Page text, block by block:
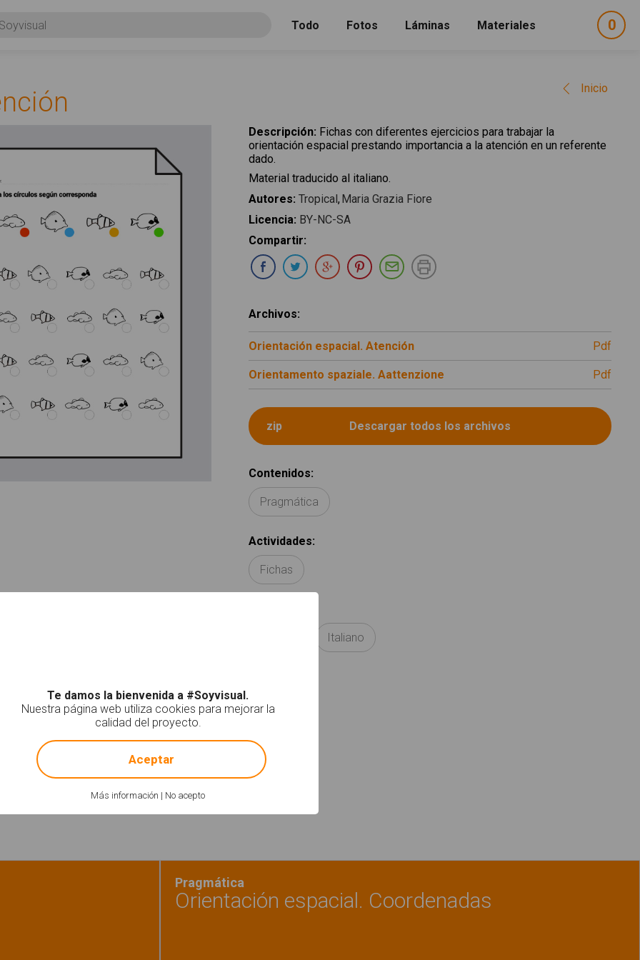
Todo Fotos Láminas Materiales 0
Inicio
Descripción: Fichas con diferentes ejercicios para trabajar la
orientación espacial prestando importancia a la atención en un referente
dado.
Material traducido al italiano.
Autores: Tropical Maria Grazia Fiore
Licencia: BY-NC-SA
Compartir:
Compartir en Facebook
Compartir en Twitter
Compartir en Google Plus
Compartir en Pinterest
Compartir por E-mail
Archivos:
Orientación espacial. Atención pdf
Orientamento spaziale. Aattenzione pdf
Contenidos:
Pragmática
Actividades:
Fichas
Italiano
orientación espacial
Pragmática
Orientación espacial. Coordenadas
Te damos la bienvenida a #Soyvisual.
Nuestra página web utiliza cookies para mejorar la
calidad del proyecto.
Más información | No acepto
! Not valid!
Aceptar